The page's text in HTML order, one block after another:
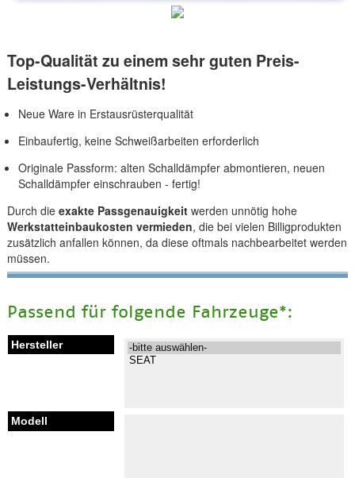
Top-Qualität zu einem sehr guten Preis-
Leistungs-Verhältnis!
Neue Ware in Erstausrüsterqualität
Einbaufertig, keine Schweißarbeiten erforderlich
Originale Passform: alten Schalldämpfer abmontieren, neuen
Schalldämpfer einschrauben - fertig!
Durch die exakte Passgenauigkeitwerden unnötig hohe
Werkstatteinbaukosten vermieden, die bei vielen Billigprodukten
zusätzlich anfallen können, da diese oftmals nachbearbeitet werden
müssen.
Passend für folgende Fahrzeuge*: